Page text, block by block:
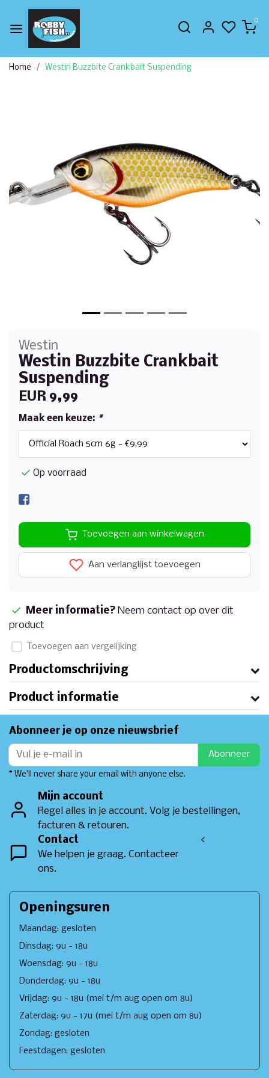
0
Home Westin Buzzbite Crankbait Suspending
Westin
Westin Buzzbite Crankbait
Suspending
EUR 9,99
Maak een keuze: *
Op voorraad
Toevoegen aan winkelwagen
Aan verlanglijst toevoegen
Meer informatie? Neem contact op over dit
product
Toevoegen aan vergelijking
Productomschrijving
Product informatie
Abonneer je op onze nieuwsbrief
Abonneer
* We'll never share your email with anyone else.
Mijn account
Regel alles in je account. Volg je bestellingen,
facturen & retouren.
Contact
We helpen je graag. Contacteer
ons.
<
Openingsuren
Maandag: gesloten
Dinsdag: 9u - 18u
Woensdag: 9u - 18u
Donderdag: 9u - 18u
Vrijdag: 9u - 18u (mei t/m aug open om 8u)
Zaterdag: 9u - 17u (mei t/m aug open om 8u)
Zondag: gesloten
Feestdagen: gesloten